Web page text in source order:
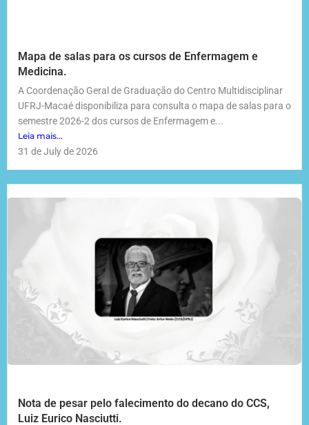
Mapa de salas para os cursos de Enfermagem e
Medicina.
A Coordenação Geral de Graduação do Centro Multidisciplinar
UFRJ-Macaé disponibiliza para consulta o mapa de salas para o
semestre 2026-2 dos cursos de Enfermagem e...
Leia mais...
31 de July de 2026
Nota de pesar pelo falecimento do decano do CCS,
Luiz Eurico Nasciutti.